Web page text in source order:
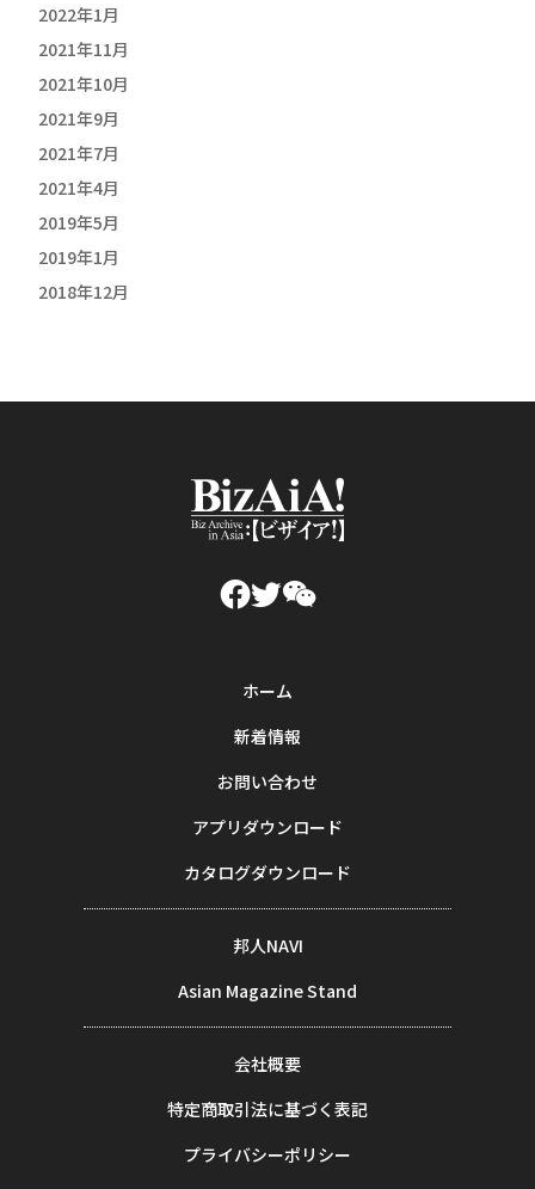
2022年1月
2021年11月
2021年10月
2021年9月
2021年7月
2021年4月
2019年5月
2019年1月
2018年12月
ホーム
新着情報
お問い合わせ
アプリダウンロード
カタログダウンロード
邦人NAVI
Asian Magazine Stand
会社概要
特定商取引法に基づく表記
プライバシーポリシー